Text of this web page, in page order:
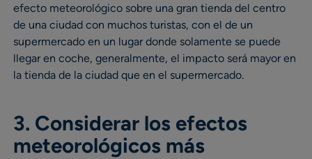
efecto meteorológico sobre una gran tienda del centro
de una ciudad con muchos turistas, con el de un
supermercado en un lugar donde solamente se puede
llegar en coche, generalmente, el impacto será mayor en
la tienda de la ciudad que en el supermercado.
3. Considerar los efectos
meteorológicos más